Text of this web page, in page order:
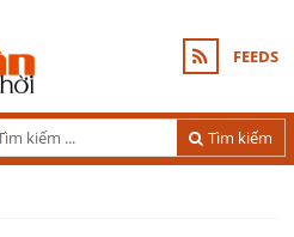
FEEDS
Tìm kiếm